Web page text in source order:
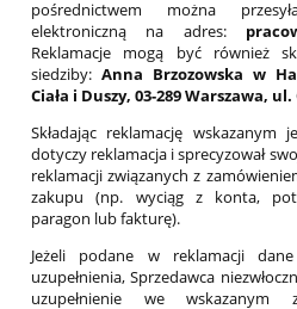
pośrednictwem można
elektroniczną na adres:
Reklamacje mogą być również
siedziby: Anna Brzozowska w
Ciała i Duszy, 03-289 Warszawa,
Składając reklamację wskazanym
dotyczy reklamacja i sprecyzował
reklamacji związanych z
zakupu (np. wyciąg z konta,
paragon lub fakturę).
Jeżeli podane w reklamacji
uzupełnienia, Sprzedawca
uzupełnienie we